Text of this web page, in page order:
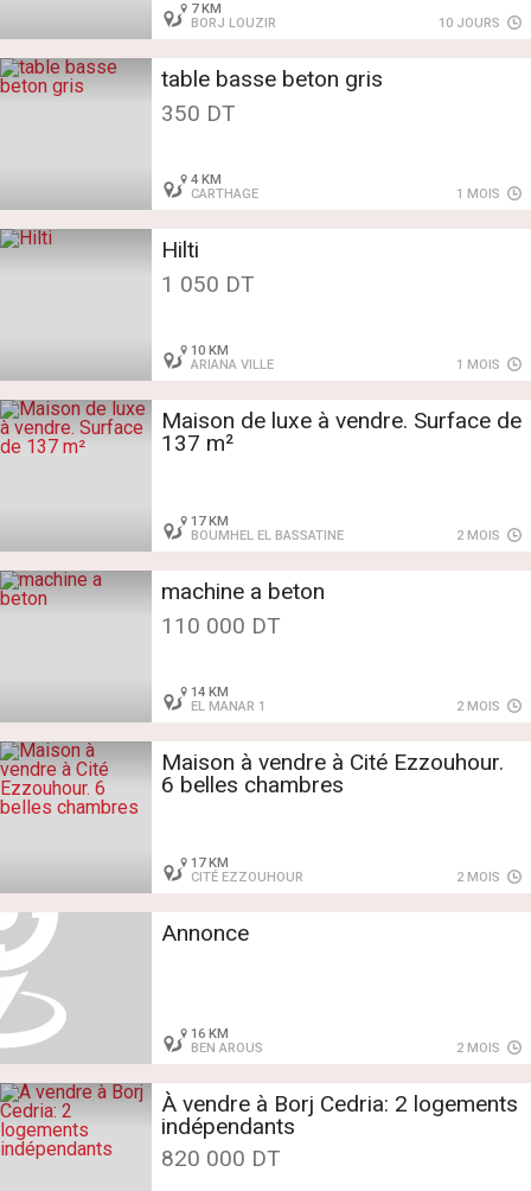
7 KM
BORJ LOUZIR
10 JOURS
table basse beton gris
350 DT
4 KM
CARTHAGE
1 MOIS
Hilti
1 050 DT
10 KM
ARIANA VILLE
1 MOIS
Maison de luxe à vendre. Surface de
137 m²
17 KM
BOUMHEL EL BASSATINE
2 MOIS
machine a beton
110 000 DT
14 KM
EL MANAR 1
2 MOIS
Maison à vendre à Cité Ezzouhour.
6 belles chambres
17 KM
CITÉ EZZOUHOUR
2 MOIS
Annonce
16 KM
BEN AROUS
2 MOIS
À vendre à Borj Cedria: 2 logements
indépendants
820 000 DT